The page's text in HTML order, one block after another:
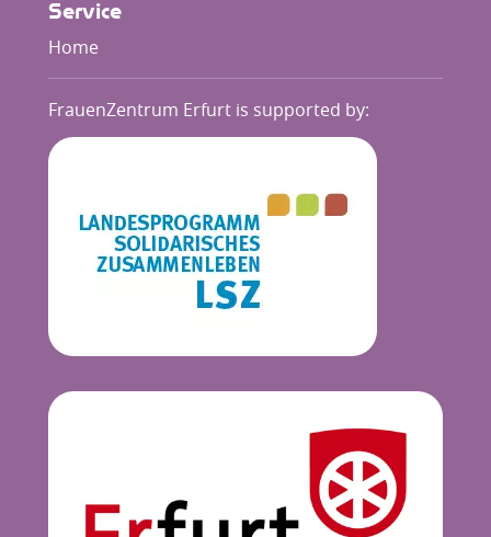
Service
Home
FrauenZentrum Erfurt is supported by: